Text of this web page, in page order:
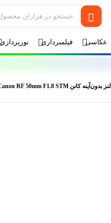
عکاسی فیلمبرداری نورپردازی
لنز بدون‌آینه کانن Canon RF 50mm F1.8 STM